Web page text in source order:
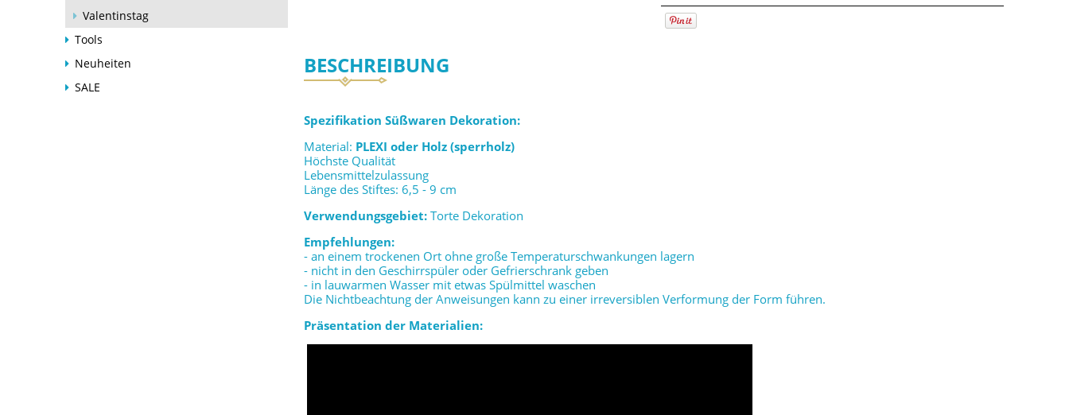
Valentinstag
Tools
Neuheiten
SALE
BESCHREIBUNG
Spezifikation Süßwaren Dekoration:
Material: PLEXI oder Holz (sperrholz)
Höchste Qualität
Lebensmittelzulassung
Länge des Stiftes: 6,5 - 9 cm
Verwendungsgebiet: Torte Dekoration
Empfehlungen:
- an einem trockenen Ort ohne große Temperaturschwankungen lagern
- nicht in den Geschirrspüler oder Gefrierschrank geben
- in lauwarmen Wasser mit etwas Spülmittel waschen
Die Nichtbeachtung der Anweisungen kann zu einer irreversiblen Verformung der Form führen.
Präsentation der Materialien: